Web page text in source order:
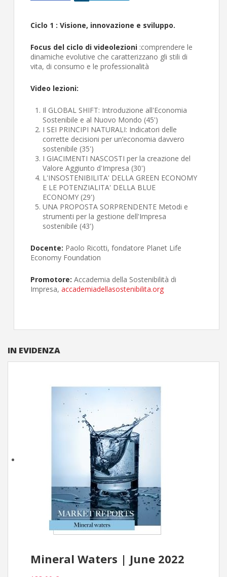
IN EVIDENZA
Mineral Waters | June 2022
Ciclo 1 : Visione, innovazione e sviluppo.
Focus del ciclo di videolezioni :comprendere le
dinamiche evolutive che caratterizzano gli stili di
vita, di consumo e le professionalità
Video lezioni:
Il GLOBAL SHIFT: Introduzione all'Economia
Sostenibile e al Nuovo Mondo (45')
I SEI PRINCIPI NATURALI: Indicatori delle
corrette decisioni per un’economia davvero
sostenibile (35')
I GIACIMENTI NASCOSTI per la creazione del
Valore Aggiunto d'Impresa (30')
L'INSOSTENIBILITA' DELLA GREEN ECONOMY
E LE POTENZIALITA' DELLA BLUE
ECONOMY (29')
UNA PROPOSTA SORPRENDENTE Metodi e
strumenti per la gestione dell'Impresa
sostenibile (43')
Docente: Paolo Ricotti, fondatore Planet Life
Economy Foundation
Promotore: Accademia della Sostenibilità di
Impresa, accademiadellasostenibilita.org